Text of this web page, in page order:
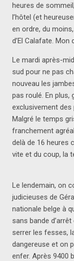
heures de
l’hôtel (et
en ordre, du
d’El Calafate.
Le mardi après-
sud pour ne pas
nouveau les
pas roulé. En plus,
exclusivement des
Malgré le temps
franchement
delà de 16 heures
vite et du coup, la
Le lendemain, on
judicieuses de
nationale belge à
sans bande d’arrêt
serrer les fesses,
dangereuse et on
enfer. Après 9400